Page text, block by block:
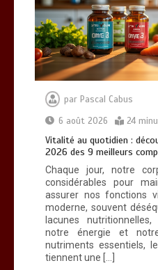
Vitalité
banc
0
sépare le
0
par Pascal Cabus
6 août 2026
24
Vitalité au quotidien :
2026 des 9 meilleurs
Chaque jour, notre
considérables pour
assurer nos fonctions
moderne, souvent
lacunes
notre énergie et
nutriments essentiels,
tiennent une […]